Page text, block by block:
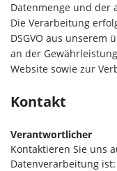
Datenmenge und der
Die Verarbeitung
DSGVO aus unserem
an der
Website sowie zur
Kontakt
Verantwortlicher
Kontaktieren Sie uns
Datenverarbeitung ist: